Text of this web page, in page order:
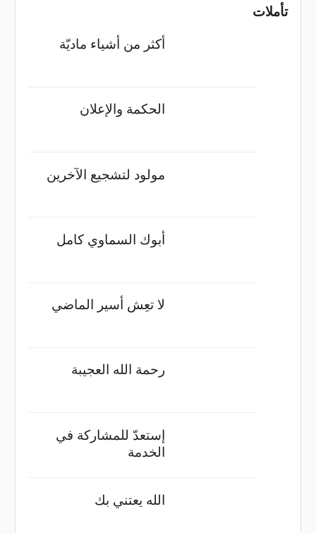
تأملات
أكثر من أشياء ماديّة
الحكمة والإعلان
مولود لتشجيع الآخرين
أبوك السماوي كامل
لا تعِش أسير الماضي
رحمة الله العجيبة
إستعدّ للمشاركة في
الخدمة
الله يعتني بك